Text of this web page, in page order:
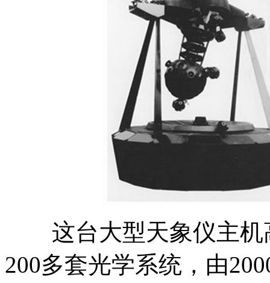
这台大型天象仪主机
200多套光学系统，由